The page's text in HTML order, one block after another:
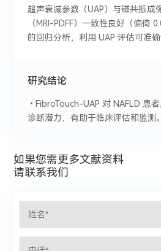
超声衰减参数（UAP）与磁共振成
（MRI-PDFF）一致性良好（偏倚
的回归分析，利用 UAP 评估可准确
研究结论
•FibroTouch-UAP 对 NAFLD 患
诊断潜力，有助于临床评估和监测。
如果您需更多文献资料
请联系我们